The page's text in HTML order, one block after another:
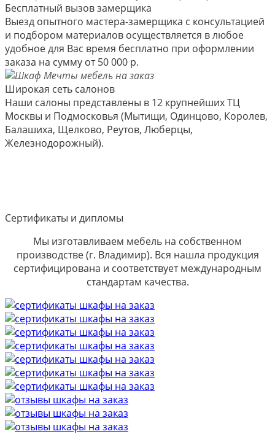
Бесплатный вызов замерщика
Выезд опытного мастера-замерщика с консультацией
и подбором материалов осуществляется в любое
удобное для Вас время бесплатно при оформлении
заказа на сумму от 50 000 р.
Широкая сеть салонов
Наши салоны представлены в 12 крупнейших ТЦ
Москвы и Подмосковья (Мытищи, Одинцово, Королев,
Балашиха, Щелково, Реутов, Люберцы,
Железнодорожный).
Сертификаты и дипломы
Мы изготавливаем мебель на собственном
производстве (г. Владимир). Вся нашла продукция
сертифицирована и соответствует международным
стандартам качества.